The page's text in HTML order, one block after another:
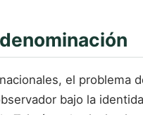
el problema
bajo la